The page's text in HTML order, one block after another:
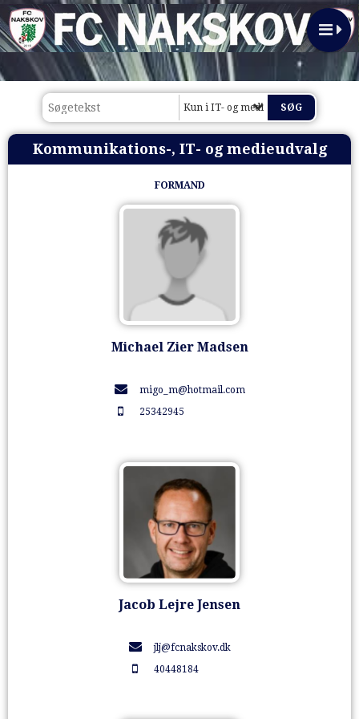
Kun i IT- og medieudvalg
Kommunikations-, IT- og medieudvalg
FORMAND
Michael Zier Madsen
migo_m@hotmail.com
25342945
Jacob Lejre Jensen
jlj@fcnakskov.dk
40448184